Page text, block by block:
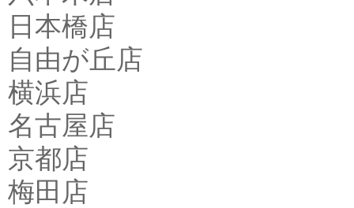
日本橋店
自由が丘店
横浜店
名古屋店
京都店
梅田店